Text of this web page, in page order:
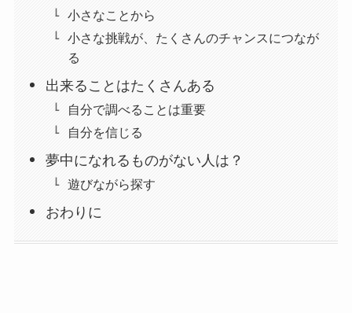
小さなことから
小さな挑戦が、たくさんのチャンスにつなが
る
出来ることはたくさんある
自分で調べることは重要
自分を信じる
夢中になれるものがない人は？
遊びながら探す
おわりに